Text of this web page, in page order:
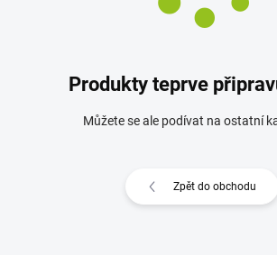
Produkty teprve
Můžete se ale podívat na ostatní
Zpět do obchodu